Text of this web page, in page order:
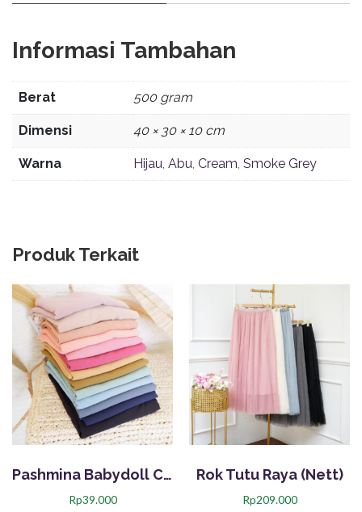
Informasi Tambahan
Berat 500 gram
Dimensi 40 × 30 × 10 cm
Warna Hijau, Abu, Cream, Smoke Grey
Produk Terkait
Pashmina Babydoll Casandra (Nett)
Rp39.000
Rok Tutu Raya (Nett)
Rp209.000